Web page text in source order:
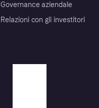
Governance aziendale
Relazioni con gli investitori